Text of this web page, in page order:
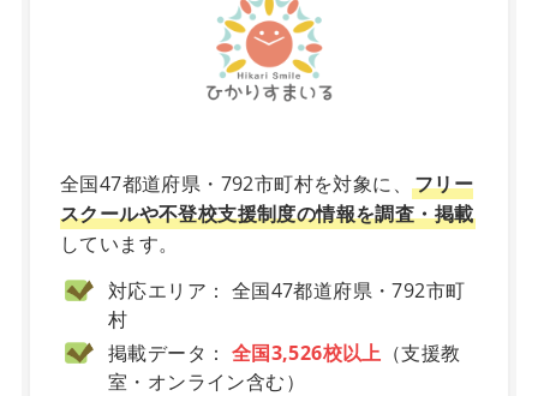
全国47都道府県・792市町村を対象に、 フリー
スクールや不登校支援制度の情報を調査・掲載
しています。
対応エリア： 全国47都道府県・792市町
村
掲載データ： 全国3,526校以上 （支援教
室・オンライン含む）